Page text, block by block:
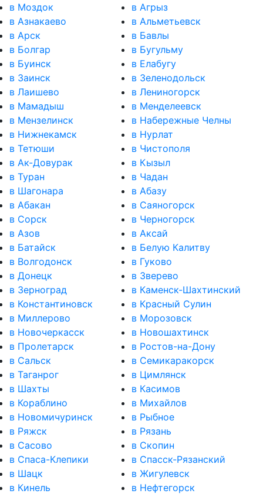
в Моздок
в Агрыз
в Азнакаево
в Альметьевск
в Арск
в Бавлы
в Болгар
в Бугульму
в Буинск
в Елабугу
в Заинск
в Зеленодольск
в Лаишево
в Лениногорск
в Мамадыш
в Менделеевск
в Мензелинск
в Набережные Челны
в Нижнекамск
в Нурлат
в Тетюши
в Чистополя
в Ак-Довурак
в Кызыл
в Туран
в Чадан
в Шагонара
в Абазу
в Абакан
в Саяногорск
в Сорск
в Черногорск
в Азов
в Аксай
в Батайск
в Белую Калитву
в Волгодонск
в Гуково
в Донецк
в Зверево
в Зерноград
в Каменск-Шахтинский
в Константиновск
в Красный Сулин
в Миллерово
в Морозовск
в Новочеркасск
в Новошахтинск
в Пролетарск
в Ростов-на-Дону
в Сальск
в Семикаракорск
в Таганрог
в Цимлянск
в Шахты
в Касимов
в Кораблино
в Михайлов
в Новомичуринск
в Рыбное
в Ряжск
в Рязань
в Сасово
в Скопин
в Спаса-Клепики
в Спасск-Рязанский
в Шацк
в Жигулевск
в Кинель
в Нефтегорск